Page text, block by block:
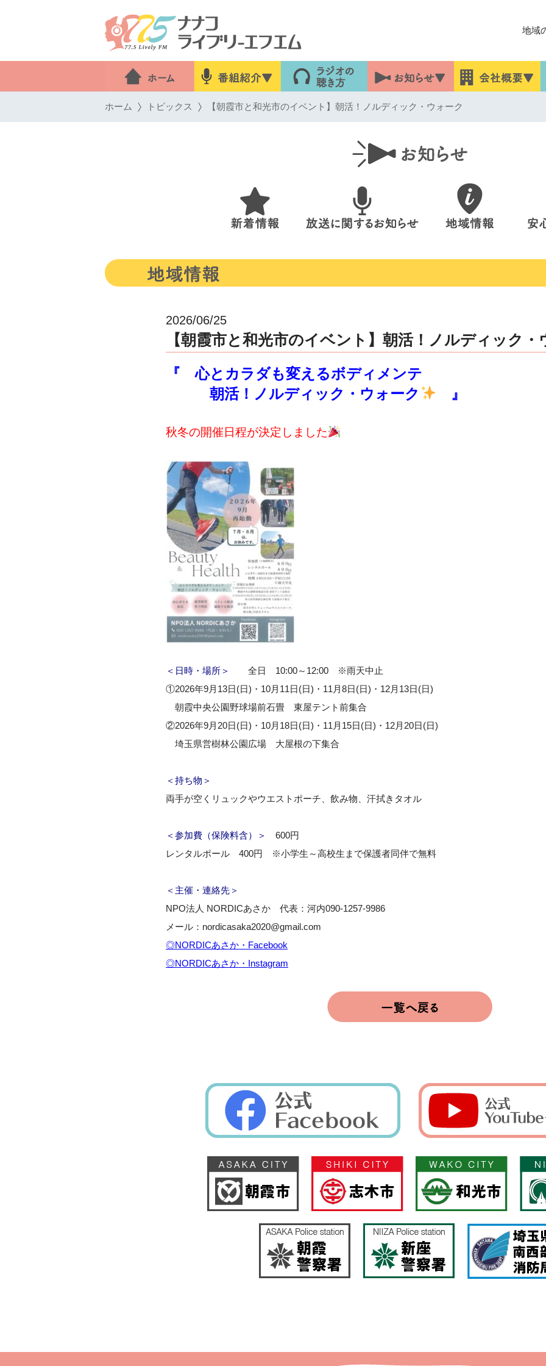
地域
ホーム トピックス 【朝霞市と和光市のイベント】朝活！ノルディック・ウォーク
2026/06/25
【朝霞市と和光市のイベント】朝活！ノルディック・
『 心とカラダも変えるボディメンテ
朝活！ノルディック・ウォーク 』
秋冬の開催日程が決定しました
＜日時・場所＞ 全日 10:00～12:00 ※雨天中止
①2026年9月13日(日)・10月11日(日)・11月8日(日)・12月13日(日)
朝霞中央公園野球場前石畳 東屋テント前集合
②2026年9月20日(日)・10月18日(日)・11月15日(日)・12月20日(日)
埼玉県営樹林公園広場 大屋根の下集合
＜持ち物＞
両手が空くリュックやウエストポーチ、飲み物、汗拭きタオル
＜参加費（保険料含）＞ 600円
レンタルポール 400円 ※小学生～高校生まで保護者同伴で無料
＜主催・連絡先＞
NPO法人 NORDICあさか 代表：河内090-1257-9986
メール：nordicasaka2020@gmail.com
◎NORDICあさか・Facebook
◎NORDICあさか・Instagram